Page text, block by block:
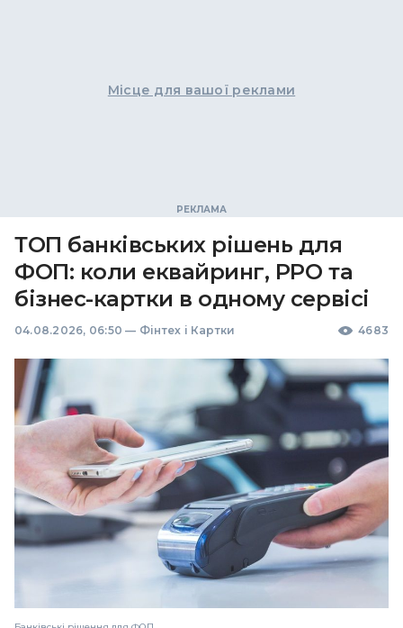
Місце для вашої реклами
ТОП банківських рішень для
ФОП: коли еквайринг, РРО та
бізнес-картки в одному сервісі
04.08.2026, 06:50 — Фінтех і Картки 4683